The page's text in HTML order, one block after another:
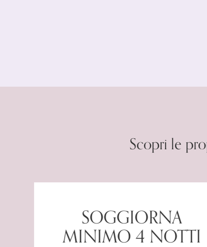
Scopri le
SOGGIORNA
MINIMO 4 NOTTI